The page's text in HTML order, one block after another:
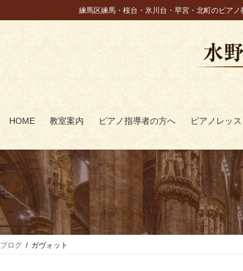
練馬区練馬・桜台・氷川台・早宮・北町のピア
HOME 教室案内 ピアノ指導者の方へ ピアノレッス
ブログ ガヴォット